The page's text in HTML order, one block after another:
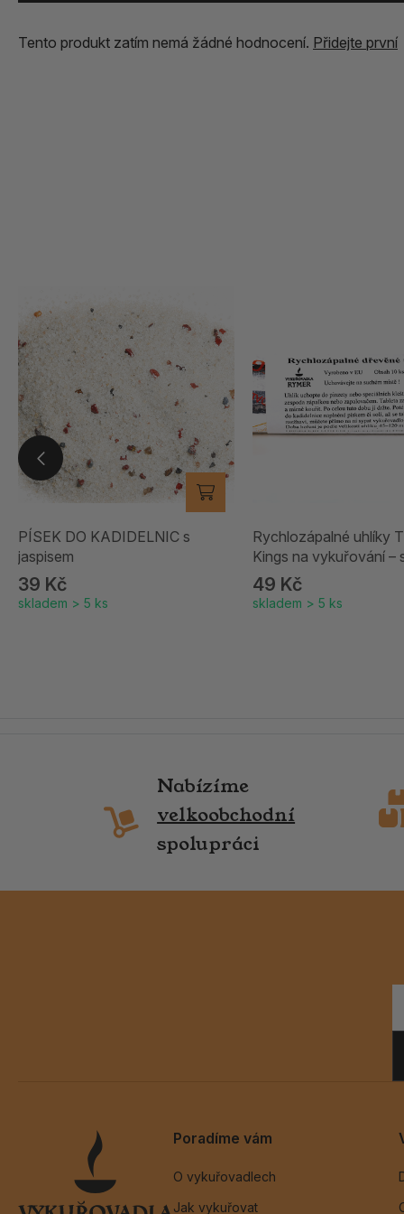
Tento produkt zatím nemá žádné hodnocení. Přidejte první
PÍSEK DO KADIDELNIC s
jaspisem
39 Kč
skladem > 5 ks
Rychlozápalné uhlíky
Kings na vykuřování –
49 Kč
skladem > 5 ks
Nabízíme
velkoobchodní
spolupráci
Poradíme vám
O vykuřovadlech
Jak vykuřovat